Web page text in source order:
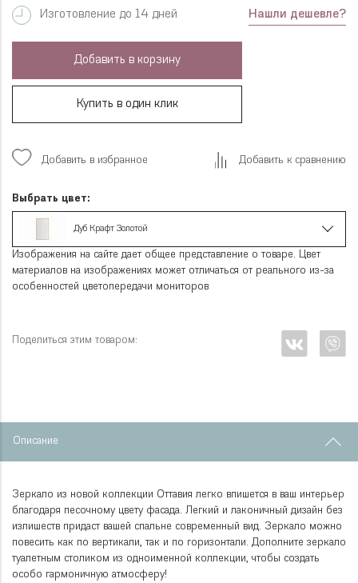
Изготовление до 14 дней Нашли дешевле?
Добавить в корзину
Купить в один клик
Добавить в избранное Добавить к сравнению
Выбрать цвет:
Дуб Крафт Золотой
Изображения на сайте дает общее представление о товаре. Цвет
материалов на изображениях может отличаться от реального из-за
особенностей цветопередачи мониторов
Поделиться этим товаром:
Описание
Зеркало из новой коллекции Оттавия легко впишется в ваш интерьер
благодаря песочному цвету фасада. Легкий и лаконичный дизайн без
излишеств придаст вашей спальне современный вид. Зеркало можно
повесить как по вертикали, так и по горизонтали. Дополните зеркало
туалетным столиком из одноименной коллекции, чтобы создать
особо гармоничную атмосферу!